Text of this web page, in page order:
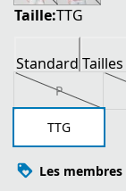
Taille:TTG
Standard
P
TTG
Les